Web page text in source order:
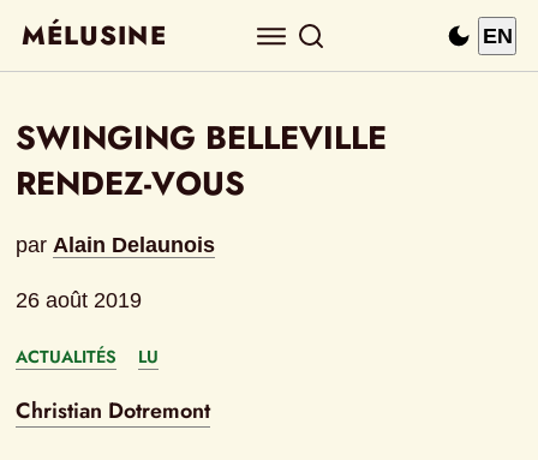
MÉLUSINE EN
SWINGING BELLEVILLE
RENDEZ-VOUS
par Alain Delaunois
26 août 2019
ACTUALITÉS LU
Christian Dotremont